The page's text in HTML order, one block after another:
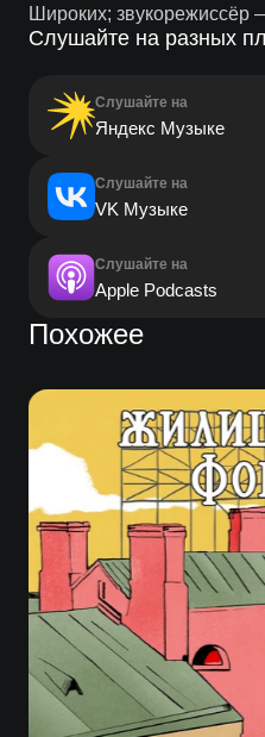
Широких; звукорежиссёр
Слушайте на разных
Слушайте на
Яндекс Музыке
Слушайте на
VK Музыке
Слушайте на
Apple Podcasts
Похожее